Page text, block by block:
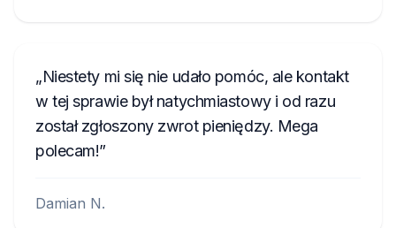
Niestety mi się nie udało pomóc, ale kontakt
w tej sprawie był natychmiastowy i od razu
został zgłoszony zwrot pieniędzy. Mega
polecam!
Damian N.